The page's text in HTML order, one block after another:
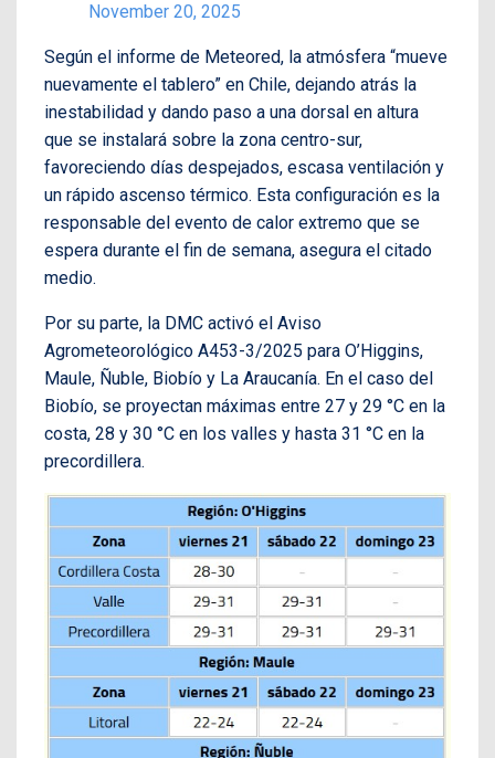
November 20, 2025
Según el informe de Meteored, la atmósfera “mueve
nuevamente el tablero” en Chile, dejando atrás la
inestabilidad y dando paso a una dorsal en altura
que se instalará sobre la zona centro-sur,
favoreciendo días despejados, escasa ventilación y
un rápido ascenso térmico. Esta configuración es la
responsable del evento de calor extremo que se
espera durante el fin de semana, asegura el citado
medio.
Por su parte, la DMC activó el Aviso
Agrometeorológico A453-3/2025 para O’Higgins,
Maule, Ñuble, Biobío y La Araucanía. En el caso del
Biobío, se proyectan máximas entre 27 y 29 °C en la
costa, 28 y 30 °C en los valles y hasta 31 °C en la
precordillera.